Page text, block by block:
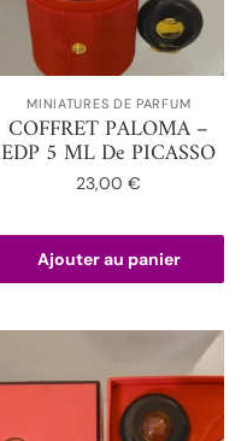
MINIATURES DE PARFUM
COFFRET PALOMA –
EDP 5 ML De PICASSO
23,00€
Ajouter au panier